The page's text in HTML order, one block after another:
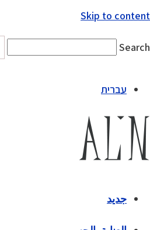
Skip to content
Search
עברית
جديد